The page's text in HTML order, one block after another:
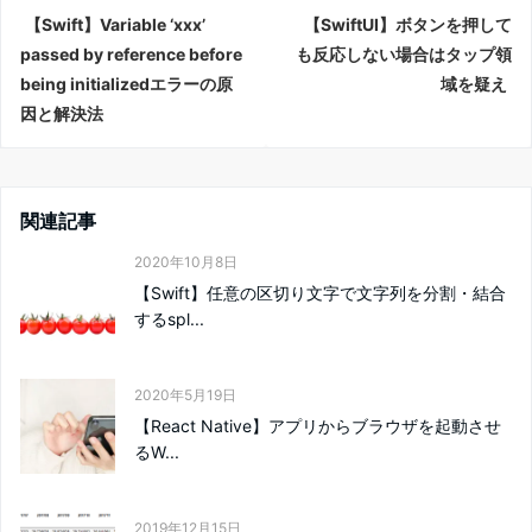
【Swift】Variable ‘xxx’
passed by reference before
being initializedエラーの原
因と解決法
【SwiftUI】ボタンを押して
も反応しない場合はタップ領
域を疑え
関連記事
2020年10月8日
【Swift】任意の区切り文字で文字列を分割・結合
するspl...
2020年5月19日
【React Native】アプリからブラウザを起動させ
るW...
2019年12月15日